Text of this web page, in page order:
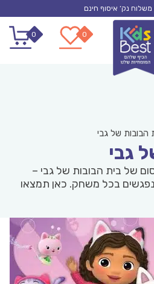
0
0
הבובות של גבי
גבי
של בית הבובות של גבי –
נפגשים בכל משחק. כאן תמצאו
אביזרים ומוצרים אהובים
המוצרים מהיצרן המקורי חברת spin master העולמית.
והחברים מעודד יצירתיות,
שמחה וצבע. בחרנו עבורכם
כל ילד וילדה ויהפכו כל יום